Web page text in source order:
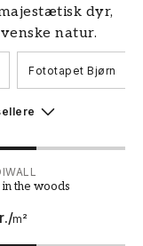
dyr,
natur.
forvandles dit
drømme dig
til at skabe
en
Fototapet Bjørn
the woods
/m²
in the woods